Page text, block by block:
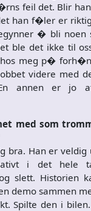
feil det. Blir
han f�ler er
� bli noen
ble det ikke til
meg p�
videre med
annen er jo
med som
bra. Han er
i det hele
slett. Historien
demo sammen
Spilte den i